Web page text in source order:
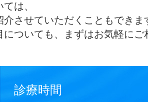
は、
介させていただくこともできま
についても、まずはお気軽に
診療時間